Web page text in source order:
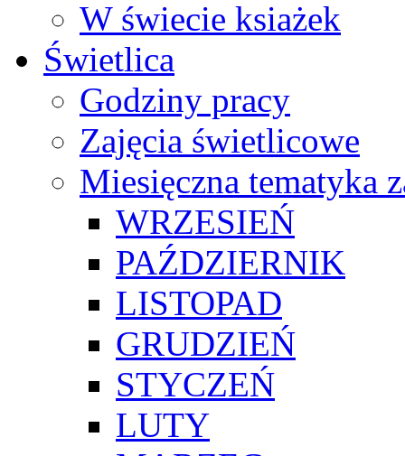
W świecie ksiażek
Świetlica
Godziny pracy
Zajęcia świetlicowe
Miesięczna tematyka
WRZESIEŃ
PAŹDZIERNIK
LISTOPAD
GRUDZIEŃ
STYCZEŃ
LUTY